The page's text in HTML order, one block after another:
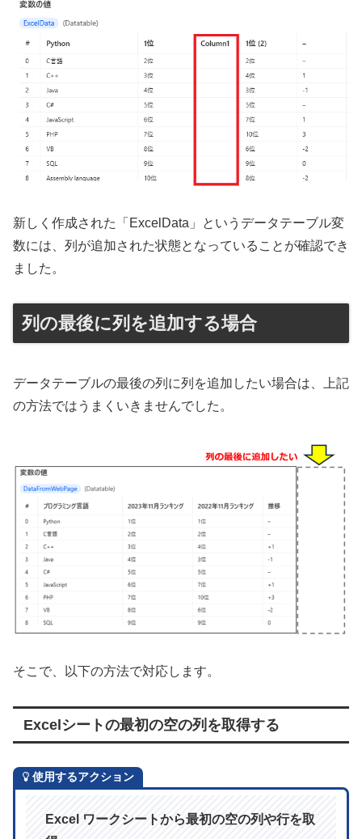
新しく作成された「ExcelData」というデータテーブル変
数には、列が追加された状態となっていることが確認でき
ました。
列の最後に列を追加する場合
データテーブルの最後の列に列を追加したい場合は、上記
の方法ではうまくいきませんでした。
そこで、以下の方法で対応します。
Excelシートの最初の空の列を取得する
使用するアクション
Excel ワークシートから最初の空の列や行を取